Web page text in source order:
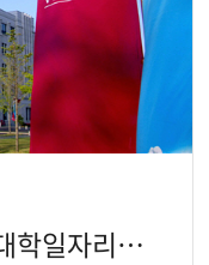
고려대학교 세종캠퍼스 대학일자리플러스센터,‘2025학년도 2학기 공기업 완벽대비 프로그램’